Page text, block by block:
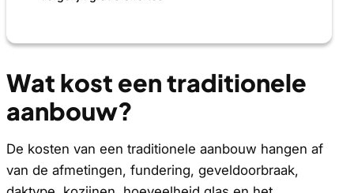
Wat kost een traditionele
aanbouw?
De kosten van een traditionele aanbouw hangen af
van de afmetingen, fundering, geveldoorbraak,